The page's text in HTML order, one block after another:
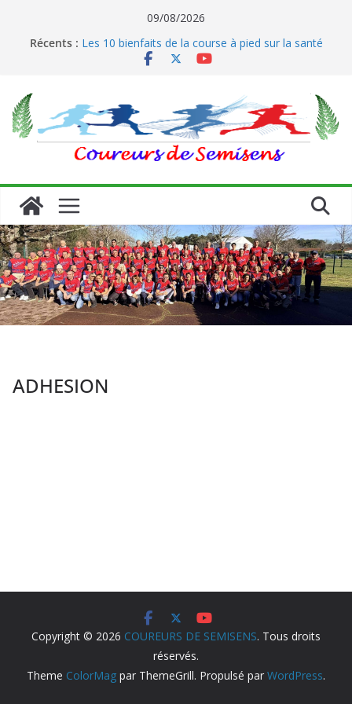
09/08/2026
Récents : Les 10 bienfaits de la course à pied sur la santé
ADHESION
Copyright © 2026 COUREURS DE SEMISENS. Tous droits
réservés.
Theme ColorMag par ThemeGrill. Propulsé par WordPress.